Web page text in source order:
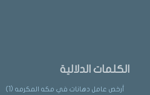
الكلمات الدلالية
أرخص عامل دهانات في مكه المكرمه(1)